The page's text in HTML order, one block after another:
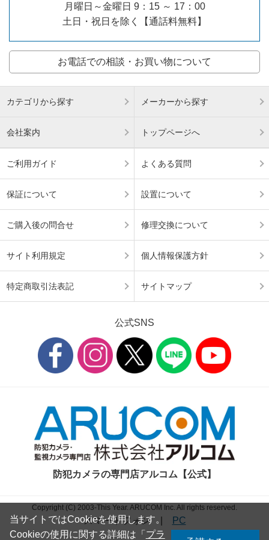
月曜日～金曜日 9：15 ～ 17：00
土日・祝日を除く【通話料無料】
お電話での相談・お買い物について
カテゴリから探す メーカーから探す
会社案内 トップページへ
ご利用ガイド よくある質問
保証について 設置について
ご購入後の問合せ 修理交換について
サイト利用規定 個人情報保護方針
特定商取引法表記 サイトマップ
公式SNS
防犯カメラの専門店アルコム【公式】
Copyright (C) 2003-This Year. ARUCOM Inc. All rights reserved.
スマートフォン| PC
当サイトではCookieを使用します。
Cookieの使用に関する詳細は「 プラ